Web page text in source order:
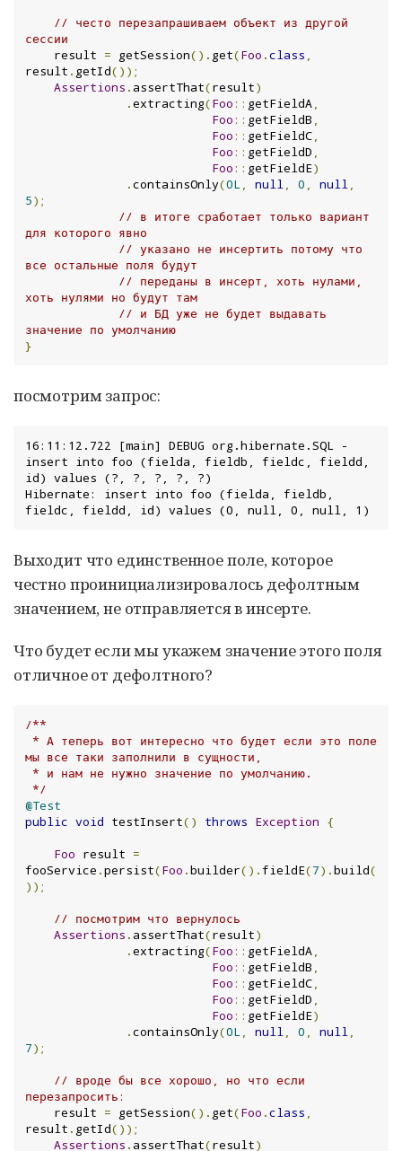
// често перезапрашиваем объект из другой
сессии
    result
= getSession(). get(Foo .class ,
result . getId());
Assertions .assertThat(result)
.extracting(Foo:: getFieldA,
Foo:: getFieldB ,
Foo:: getFieldC,
Foo:: getFieldD ,
Foo:: getFieldE)
.containsOnly(0L , null, 0 , null,
5);
// в итоге сработает только вариант
для которого явно
// указано не инсертить потому что
все остальные поля будут
// переданы в инсерт, хоть нулами,
хоть нулями но будут там
// и БД уже не будет выдавать
значение по умолчанию
}
посмотрим запрос:
16:11:12.722 [main] DEBUG org.hibernate.SQL -
insert into foo (fielda, fieldb, fieldc, fieldd,
id) values (?, ?, ?, ?, ?)
Hibernate: insert into foo (fielda, fieldb,
fieldc, fieldd, id) values (0, null, 0, null, 1)
Выходит что единственное поле, которое
честно проинициализировалось дефолтным
значением, не отправляется в инсерте.
Что будет если мы укажем значение этого поля
отличное от дефолтного?
/**
мы все таки заполнили в сущности,
*/
@Test
public void testInsert() throws Exception {
Foo result =
fooService .persist(Foo .builder().fieldE(7).build(
));
// посмотрим что вернулось
Assertions .assertThat(result)
.extracting(Foo:: getFieldA,
Foo:: getFieldB ,
Foo:: getFieldC,
Foo:: getFieldD ,
Foo:: getFieldE)
.containsOnly(0L , null, 0 , null,
7);
// вроде бы все хорошо, но что если
перезапросить:
    result
= getSession(). get(Foo .class ,
result . getId());
Assertions .assertThat(result)